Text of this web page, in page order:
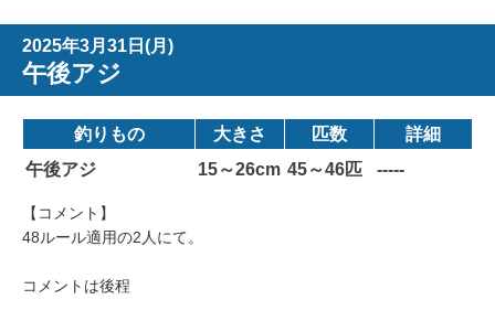
2025年3月31日(月)
午後アジ
釣りもの 大きさ 匹数
詳細
午後アジ
15～26cm 45～46匹 -----
【コメント】
48ルール適用の2人にて。
コメントは後程